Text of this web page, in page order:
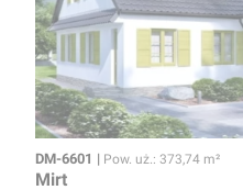
Kod
DM-6601 Powierzchnia użytkowa
Pow. uż.: 373,74 m²
Mirt